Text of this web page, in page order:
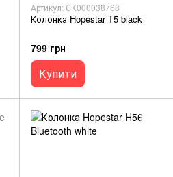
Артикул: СК000038768
Колонка Hopestar T5 black
799 грн
Купити